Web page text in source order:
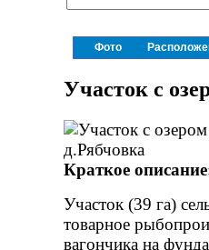
Фото
Участок с
Краткое
Участок (39 га)
товарное
вагончика на